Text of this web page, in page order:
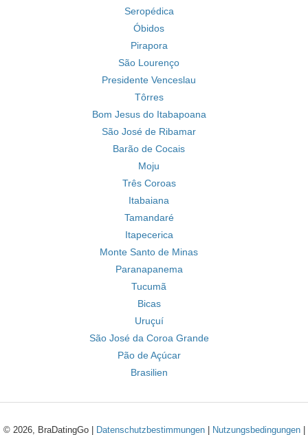
Seropédica
Óbidos
Pirapora
São Lourenço
Presidente Venceslau
Tôrres
Bom Jesus do Itabapoana
São José de Ribamar
Barão de Cocais
Moju
Três Coroas
Itabaiana
Tamandaré
Itapecerica
Monte Santo de Minas
Paranapanema
Tucumã
Bicas
Uruçuí
São José da Coroa Grande
Pão de Açúcar
Brasilien
© 2026, BraDatingGo | Datenschutzbestimmungen| Nutzungsbedingungen|